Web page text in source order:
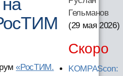
«РосТИМ.
Гельманов
(29 мая 2026)
Скоро
KOMPAScon: